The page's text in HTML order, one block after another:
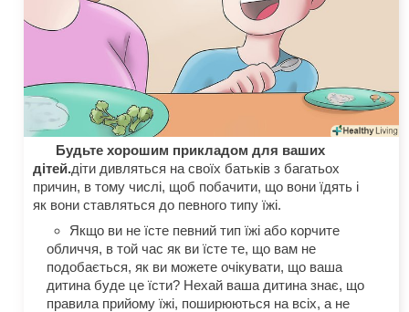
Будьте хорошим прикладом для ваших
дітей.діти дивляться на своїх батьків з багатьох
причин, в тому числі, щоб побачити, що вони їдять і
як вони ставляться до певного типу їжі.
Якщо ви не їсте певний тип їжі або корчите
обличчя, в той час як ви їсте те, що вам не
подобається, як ви можете очікувати, що ваша
дитина буде це їсти? Нехай ваша дитина знає, що
правила прийому їжі, поширюються на всіх, а не